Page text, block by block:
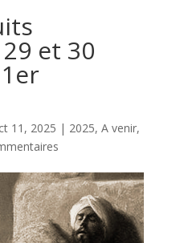
et 30
11, 2025 | 2025, A venir,